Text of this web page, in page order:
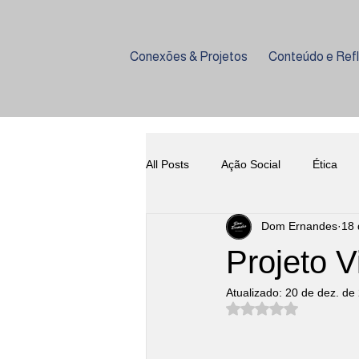
Conexões & Projetos Conteúdo e
All Posts Ação Social Ética
Empreendedorismo
Harmonização História do
Projeto
Dom Ernandes 18
Atualizado: 20 de dez. de
Avaliado com NaN